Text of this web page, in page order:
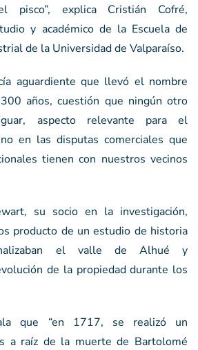
pisco”, explica Cristián Cofré,
y académico de la Escuela de
de la Universidad de Valparaíso.
aguardiente que llevó el nombre
años, cuestión que ningún otro
aspecto relevante para el
en las disputas comerciales que
tienen con nuestros vecinos
su socio en la investigación,
producto de un estudio de historia
el valle de Alhué y
de la propiedad durante los
que “en 1717, se realizó un
a raíz de la muerte de Bartolomé